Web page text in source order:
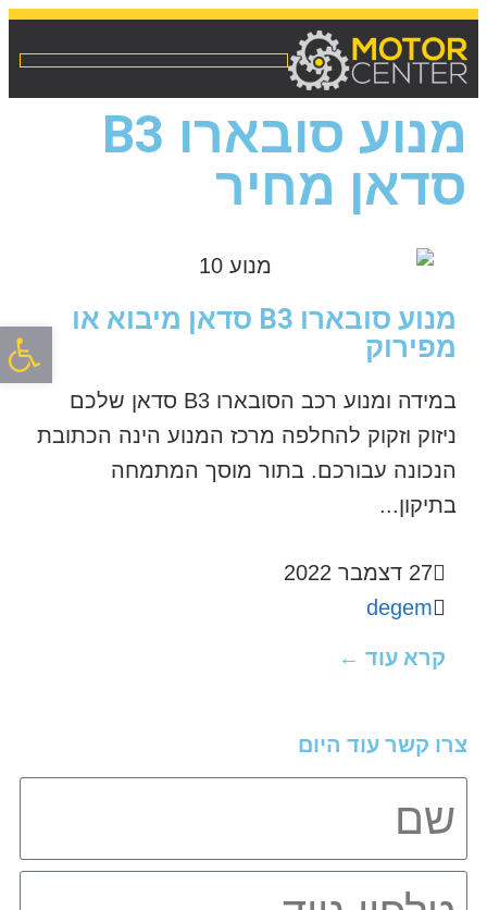
פתח
מנוע סובארו B3
סדאן מחיר
מנוע סובארו B3 סדאן מיבוא או
מפירוק
במידה ומנוע רכב הסובארו B3 סדאן שלכם
ניזוק וזקוק להחלפה מרכז המנוע הינה הכתובת
הנכונה עבורכם. בתור מוסך המתמחה
בתיקון...
27 דצמבר 2022
degem
קרא עוד ←
צרו קשר עוד היום